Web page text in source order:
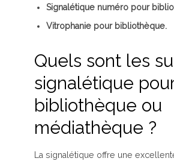
Signalétique numéro pour
Vitrophanie pour bibliothèque.
Quels sont les
signalétique
bibliothèque ou
médiathèque ?
La signalétique offre une